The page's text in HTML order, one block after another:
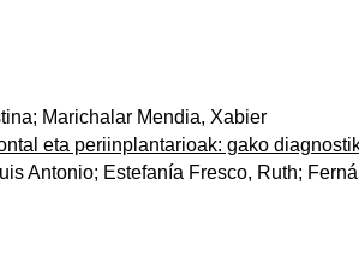
Marichalar Mendia, Xabier
eta periinplantarioak: gako
Antonio; Estefanía Fresco, Ruth;